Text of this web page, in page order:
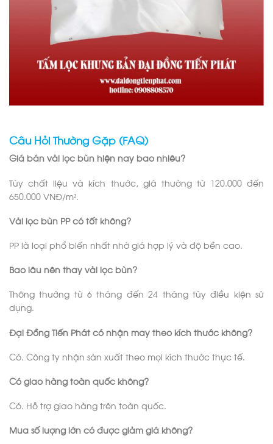
Câu Hỏi Thường Gặp (FAQ)
Giá bán vải lọc bùn hiện nay bao nhiêu?
Tùy chất liệu và kích thước, giá thường từ 120.000 đến
650.000 VNĐ/m².
Vải lọc bùn PP có tốt không?
PP là loại phổ biến nhất nhờ giá hợp lý và độ bền cao.
Bao lâu nên thay vải lọc bùn?
Thông thường từ 6 tháng đến 24 tháng tùy điều kiện sử
dụng.
Đại Đồng Tiến Phát có nhận may theo kích thước không?
Có. Công ty nhận sản xuất theo mọi kích thước thực tế.
Có giao hàng toàn quốc không?
Có. Hỗ trợ giao hàng trên toàn quốc.
Mua số lượng lớn có được giảm giá không?